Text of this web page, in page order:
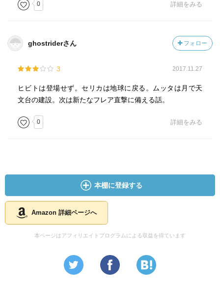
0 詳細をみる
ghostriderさん フォロー
3 2017.11.27
ヒビトは登場せず。セリカは地球に戻る。ムッタは月で天
文台の建設。次は新たなフレア直撃に備える話。
0 詳細をみる
本棚に登録する
Amazon 詳細ページへ
本ページはアフィリエイトプログラムによる収益を得ています